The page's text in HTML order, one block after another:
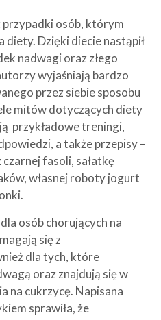
osób, którym
diety. Dzięki diecie nastąpił
nadwagi oraz złego
wyjaśniają bardzo
przez siebie sposobu
mitów dotyczących diety
przykładowe treningi,
a także przepisy –
czarnej fasoli, sałatkę
własnej roboty jogurt
osób chorujących na
się z
dla tych, które
oraz znajdują się w
na cukrzycę. Napisana
sprawiła, że